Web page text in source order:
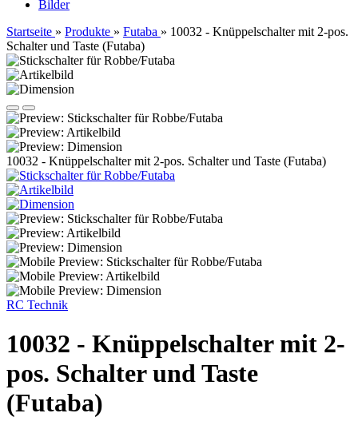
Bilder
Startseite » Produkte » Futaba » 10032 - Knüppelschalter mit 2-pos.
Schalter und Taste (Futaba)
10032 - Knüppelschalter mit 2-pos. Schalter und Taste (Futaba)
RC Technik
10032 - Knüppelschalter mit 2-
pos. Schalter und Taste
(Futaba)